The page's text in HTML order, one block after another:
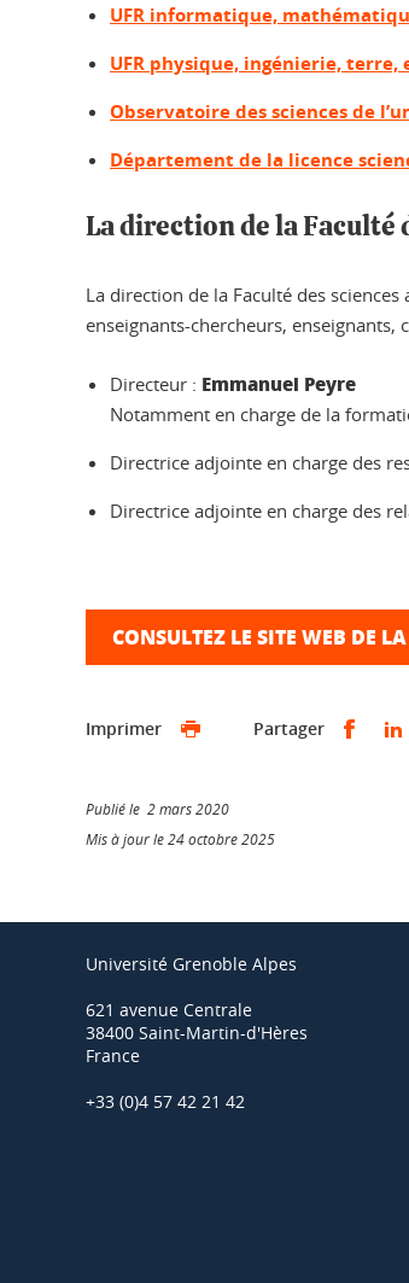
UFR informatique,
UFR physique, ingénierie,
Observatoire des sciences de
Département de la licence
La direction de la Faculté
La direction de la Faculté des
enseignants-chercheurs, enseignants,
Directeur : Emmanuel Peyre
Notamment en charge de la
Directrice adjointe en charge des
Directrice adjointe en charge des
CONSULTEZ LE SITE WEB DE
Imprimer Partager
Publié le 2 mars 2020
Mis à jour le 24 octobre 2025
Université Grenoble Alpes
621 avenue Centrale
38400 Saint-Martin-d'Hères
France
+33 (0)4 57 42 21 42